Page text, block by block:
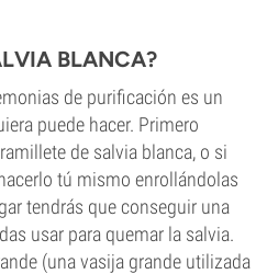
BLANCA?
de purificación es un
puede hacer. Primero
de salvia blanca, o si
tú mismo enrollándolas
tendrás que conseguir una
usar para quemar la salvia.
(una vasija grande utilizada